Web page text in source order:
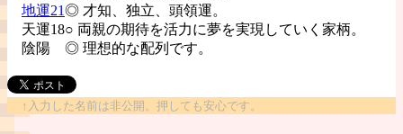
地運21◎ 才知、独立、頭領運。
天運18○ 両親の期待を活力に夢を実現していく家柄。
陰陽 ◎ 理想的な配列です。
↑入力した名前は非公開。押しても安心です。